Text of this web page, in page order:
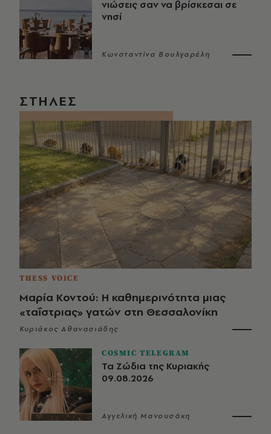
νιώσεις σαν να βρίσκεσαι σε
νησί
Κωνσταντίνα Βουλγαρέλη
ΣΤΗΛΕΣ
THESS VOICE
Μαρία Κοντού: Η καθημερινότητα μιας
«ταΐστριας» γατών στη Θεσσαλονίκη
Κυριάκος Αθανασιάδης
COSMIC TELEGRAM
Τα Ζώδια της Κυριακής
09.08.2026
Αγγελική Μανουσάκη